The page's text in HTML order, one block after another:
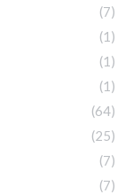
(7)
(1)
(1)
(1)
(64)
(25)
(7)
(7)